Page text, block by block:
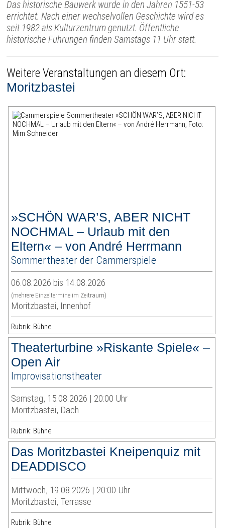
Das historische Bauwerk wurde in den Jahren 1551-53
errichtet. Nach einer wechselvollen Geschichte wird es
seit 1982 als Kulturzentrum genutzt. Öffentliche
historische Führungen finden Samstags 11 Uhr statt.
Weitere Veranstaltungen an diesem Ort:
Moritzbastei
»SCHÖN WAR’S, ABER NICHT
NOCHMAL – Urlaub mit den
Eltern« – von André Herrmann
Sommertheater der Cammerspiele
06.08.2026 bis 14.08.2026
(mehrere Einzeltermine im Zeitraum)
Moritzbastei, Innenhof
Rubrik: Bühne
Theaterturbine »Riskante Spiele« –
Open Air
Improvisationstheater
Samstag, 15.08.2026 | 20:00 Uhr
Moritzbastei, Dach
Rubrik: Bühne
Das Moritzbastei Kneipenquiz mit
DEADDISCO
Mittwoch, 19.08.2026 | 20:00 Uhr
Moritzbastei, Terrasse
Rubrik: Bühne